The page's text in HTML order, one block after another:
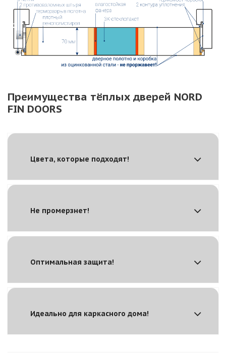
Преимущества тёплых дверей NORD
FIN DOORS
Цвета, которые подходят!
Не промерзнет!
Оптимальная защита!
Идеально для каркасного дома!